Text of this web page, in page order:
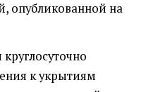
опубликованной на
к укрытиям